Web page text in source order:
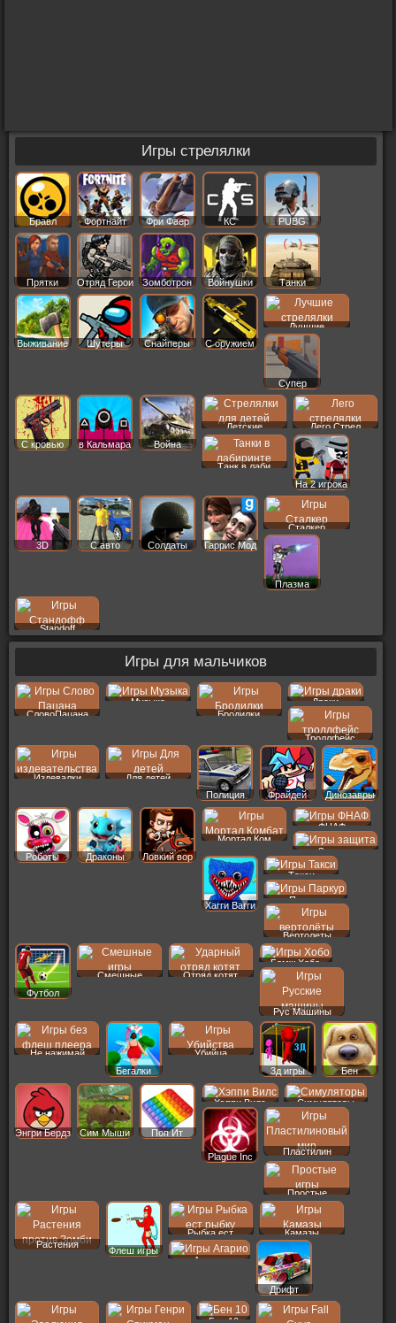
Игры стрелялки
Бравл
Старс
Фортнайт Фри Фаер КС PUBG
Прятки Отряд Герои Зомботрон Войнушки Танки
Выживание Шутеры Снайперы С оружием
Лучшие
Супер
С кровью в Кальмара Война
Детские Лего Стрел
Танк в лаби
На 2 игрока
3D С авто Солдаты Гаррис Мод
Сталкер
Плазма
Standoff
Игры для мальчиков
СловоПацана
Музыка
Бродилки
Драки
Троллфейс
Издевалки
Для детей
Полиция
Фрайдей Динозавры
Роботы Драконы Ловкий вор
Мортал Ком
ФНАФ
Защита
Хагги Вагги
Такси
Паркур
Вертолеты
Футбол
Смешные Отряд котят
Бомж Хобо
Рус Машины
Не нажимай
Бегалки
Убийца
3д игры
Бен
Энгри Бердз Сим Мыши Поп Ит
Хэппи Вилс Симуляторы
Plague Inc
Пластилин
Простые
Растения
Флеш игры
Рыбка ест Камазы
Агарио
Дрифт